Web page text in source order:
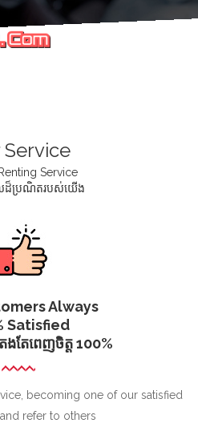
Service
Service
លដ៏ប្រណិតរបស់យើង
Always
Satisfied
តែពេញចិត្ត 100%
becoming one of our satisfied
refer to others